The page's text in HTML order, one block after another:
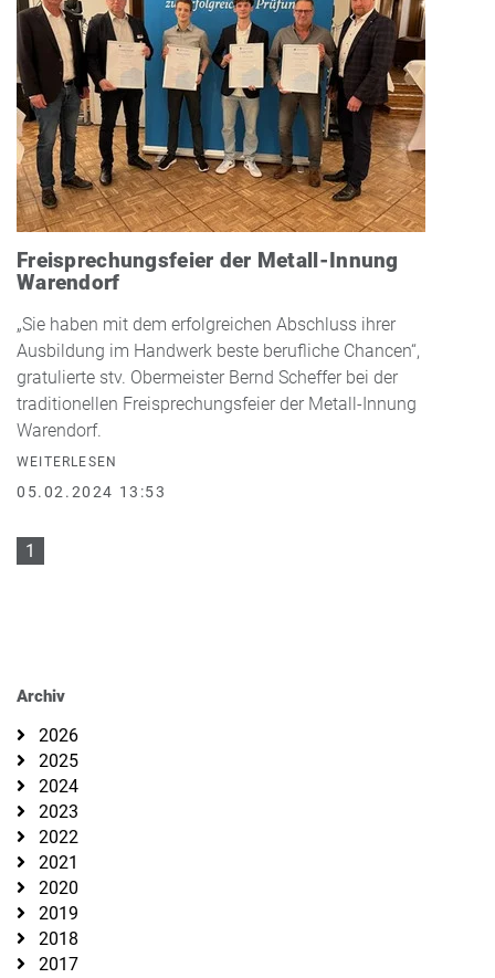
Freisprechungsfeier der Metall-Innung
Warendorf
„Sie haben mit dem erfolgreichen Abschluss ihrer
Ausbildung im Handwerk beste berufliche Chancen“,
gratulierte stv. Obermeister Bernd Scheffer bei der
traditionellen Freisprechungsfeier der Metall-Innung
Warendorf.
WEITERLESEN
05.02.2024 13:53
1
Archiv
2026
2025
2024
2023
2022
2021
2020
2019
2018
2017